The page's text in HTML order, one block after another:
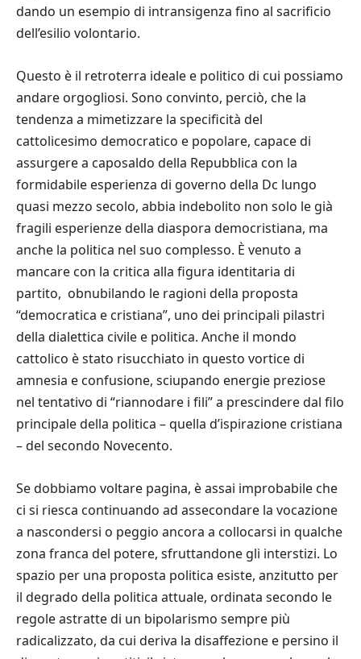
dando un esempio di intransigenza fino al sacrificio
dell’esilio volontario.
Questo è il retroterra ideale e politico di cui possiamo
andare orgogliosi. Sono convinto, perciò, che la
tendenza a mimetizzare la specificità del
cattolicesimo democratico e popolare, capace di
assurgere a caposaldo della Repubblica con la
formidabile esperienza di governo della Dc lungo
quasi mezzo secolo, abbia indebolito non solo le già
fragili esperienze della diaspora democristiana, ma
anche la politica nel suo complesso. È venuto a
mancare con la critica alla figura identitaria di
partito, obnubilando le ragioni della proposta
“democratica e cristiana”, uno dei principali pilastri
della dialettica civile e politica. Anche il mondo
cattolico è stato risucchiato in questo vortice di
amnesia e confusione, sciupando energie preziose
nel tentativo di “riannodare i fili” a prescindere dal filo
principale della politica – quella d’ispirazione cristiana
– del secondo Novecento.
Se dobbiamo voltare pagina, è assai improbabile che
ci si riesca continuando ad assecondare la vocazione
a nascondersi o peggio ancora a collocarsi in qualche
zona franca del potere, sfruttandone gli interstizi. Lo
spazio per una proposta politica esiste, anzitutto per
il degrado della politica attuale, ordinata secondo le
regole astratte di un bipolarismo sempre più
radicalizzato, da cui deriva la disaffezione e persino il